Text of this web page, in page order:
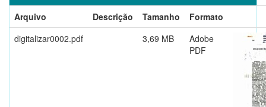
Arquivo
Descrição Tamanho
Formato
digitalizar0002.pdf
3,69 MB
Adobe
PDF